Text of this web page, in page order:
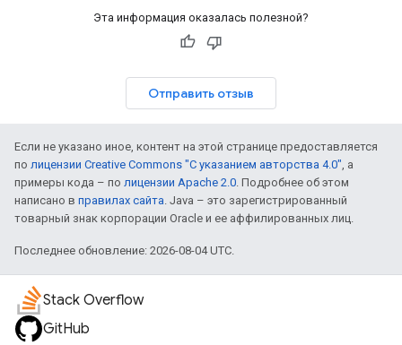
Эта информация оказалась полезной?
Отправить отзыв
Если не указано иное, контент на этой странице предоставляется
по лицензии Creative Commons "С указанием авторства 4.0", а
примеры кода – по лицензии Apache 2.0. Подробнее об этом
написано в правилах сайта. Java – это зарегистрированный
товарный знак корпорации Oracle и ее аффилированных лиц.
Последнее обновление: 2026-08-04 UTC.
Stack Overflow
GitHub